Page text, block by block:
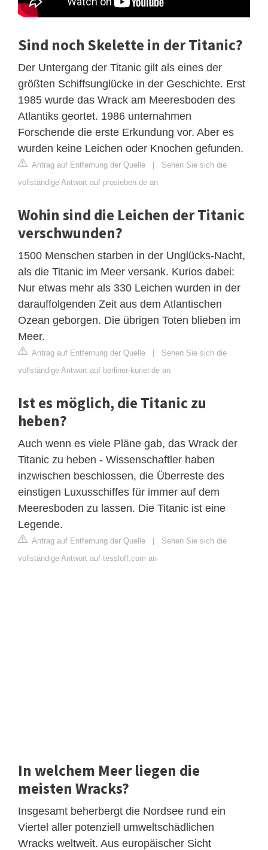
Sind noch Skelette in der Titanic?
Der Untergang der Titanic gilt als eines der
größten Schiffsunglücke in der Geschichte. Erst
1985 wurde das Wrack am Meeresboden des
Atlantiks geortet. 1986 unternahmen
Forschende die erste Erkundung vor. Aber es
wurden keine Leichen oder Knochen gefunden.
Antrag auf Entfernung der Quelle | Sehen Sie sich die
vollständige Antwort auf prosieben.de an
Wohin sind die Leichen der Titanic
verschwunden?
1500 Menschen starben in der Unglücks-Nacht,
als die Titanic im Meer versank. Kurios dabei:
Nur etwas mehr als 330 Leichen wurden in der
darauffolgenden Zeit aus dem Atlantischen
Ozean geborgen. Die übrigen Toten blieben im
Meer.
Antrag auf Entfernung der Quelle | Sehen Sie sich die
vollständige Antwort auf berliner-kurier.de an
Ist es möglich, die Titanic zu
heben?
Auch wenn es viele Pläne gab, das Wrack der
Titanic zu heben - Wissenschaftler haben
inzwischen beschlossen, die Überreste des
einstigen Luxusschiffes für immer auf dem
Meeresboden zu lassen. Die Titanic ist eine
Legende.
Antrag auf Entfernung der Quelle | Sehen Sie sich die
vollständige Antwort auf tessloff.com an
In welchem Meer liegen die
meisten Wracks?
Insgesamt beherbergt die Nordsee rund ein
Viertel aller potenziell umweltschädlichen
Wracks weltweit. Aus europäischer Sicht